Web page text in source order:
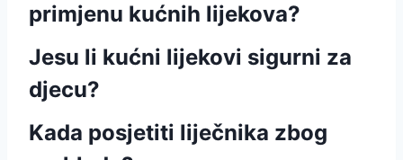
primjenu kućnih lijekova?
Jesu li kućni lijekovi sigurni za
djecu?
Kada posjetiti liječnika zbog